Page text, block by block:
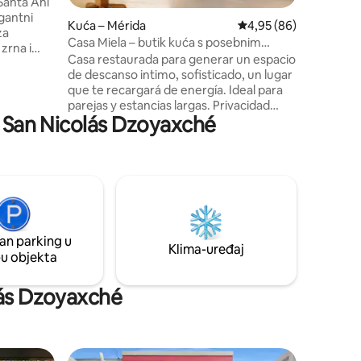
i
vas
Kuća – Mérida Prosječna ocjena:
4,95 (86)
Casa Miela – butik kuća s posebnim
dizajnom
Casa restaurada para generar un espacio
de descanso intimo, sofisticado, un lugar
que te recargará de energía. Ideal para
parejas y estancias largas. Privacidad
absoluta, alberca exclusiva. En una
excelente ubicación, camina al parque de
área de trabajo con internet de fibra
óptica, baño completo y regadera de
exterior y 2 bicicletas
Nicolás Dzoyaxché
parking u
objekta
Klima-uređaj
Dzoyaxché